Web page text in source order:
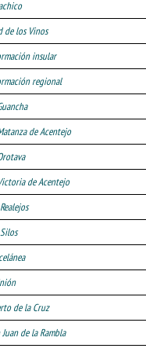
de los Vinos
insular
regional
de Acentejo
de Acentejo
de la Cruz
Juan de la Rambla